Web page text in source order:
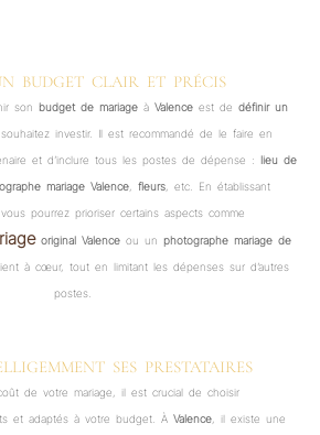
BUDGET CLAIR ET PRÉCIS
son budget de mariage à Valence est de définir un
investir. Il est recommandé de le faire en
et d’inclure tous les postes de dépense : lieu de
mariage Valence, fleurs, etc. En établissant
pourrez prioriser certains aspects comme
original Valenceou un photographe mariage de
à cœur, tout en limitant les dépenses sur d’autres
postes.
SES PRESTATAIRES
de votre mariage, il est crucial de choisir
et adaptés à votre budget. À Valence, il existe une